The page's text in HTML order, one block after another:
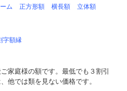
ム 正方形額 横長額 立体額
字額縁
家庭様の額です。最低でも３割引
他では類を見ない価格です。